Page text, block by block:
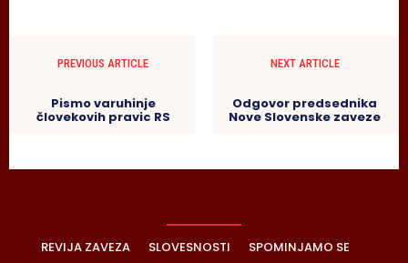
PREVIOUS ARTICLE
Pismo varuhinje
človekovih pravic RS
NEXT ARTICLE
Odgovor predsednika
Nove Slovenske zaveze
REVIJA ZAVEZA SLOVESNOSTI
SPOMINJAMO SE